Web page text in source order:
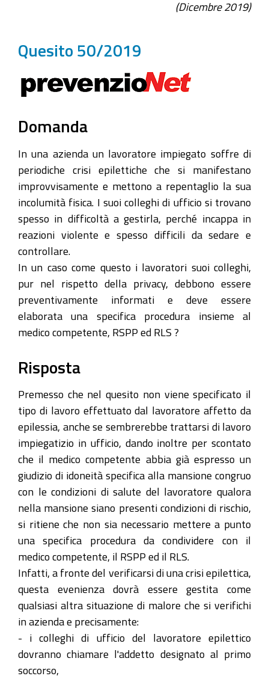
(Dicembre 2019)
Quesito 50/2019
Domanda
In una azienda un lavoratore impiegato soffre di
periodiche crisi epilettiche che si manifestano
improvvisamente e mettono a repentaglio la sua
incolumità fisica. I suoi colleghi di ufficio si trovano
spesso in difficoltà a gestirla, perché incappa in
reazioni violente e spesso difficili da sedare e
controllare.
In un caso come questo i lavoratori suoi colleghi,
pur nel rispetto della privacy, debbono essere
preventivamente informati e deve essere
elaborata una specifica procedura insieme al
medico competente, RSPP ed RLS ?
Risposta
Premesso che nel quesito non viene specificato il
tipo di lavoro effettuato dal lavoratore affetto da
epilessia, anche se sembrerebbe trattarsi di lavoro
impiegatizio in ufficio, dando inoltre per scontato
che il medico competente abbia già espresso un
giudizio di idoneità specifica alla mansione congruo
con le condizioni di salute del lavoratore qualora
nella mansione siano presenti condizioni di rischio,
si ritiene che non sia necessario mettere a punto
una specifica procedura da condividere con il
medico competente, il RSPP ed il RLS.
Infatti, a fronte del verificarsi di una crisi epilettica,
questa evenienza dovrà essere gestita come
qualsiasi altra situazione di malore che si verifichi
in azienda e precisamente:
- i colleghi di ufficio del lavoratore epilettico
dovranno chiamare l'addetto designato al primo
soccorso,